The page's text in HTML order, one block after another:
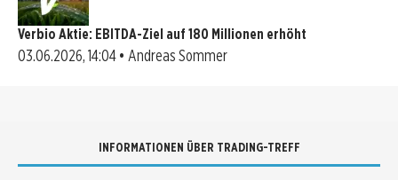
Verbio Aktie: EBITDA-Ziel auf 180 Millionen erhöht
03.06.2026, 14:04 • Andreas Sommer
INFORMATIONEN ÜBER TRADING-TREFF